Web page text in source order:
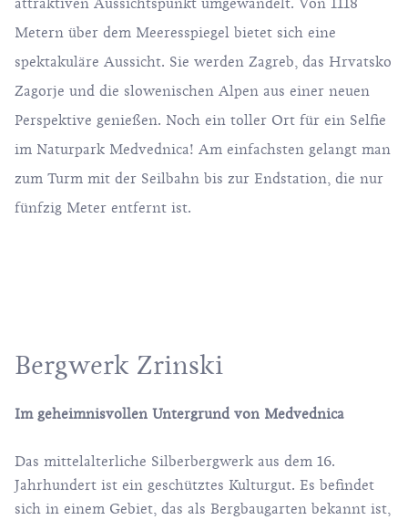
attraktiven Aussichtspunkt umgewandelt. Von 1118
Metern über dem Meeresspiegel bietet sich eine
spektakuläre Aussicht. Sie werden Zagreb, das Hrvatsko
Zagorje und die slowenischen Alpen aus einer neuen
Perspektive genießen. Noch ein toller Ort für ein Selfie
im Naturpark Medvednica! Am einfachsten gelangt man
zum Turm mit der Seilbahn bis zur Endstation, die nur
fünfzig Meter entfernt ist.
Bergwerk Zrinski
Im geheimnisvollen Untergrund von Medvednica
Das mittelalterliche Silberbergwerk aus dem 16.
Jahrhundert ist ein geschütztes Kulturgut. Es befindet
sich in einem Gebiet, das als Bergbaugarten bekannt ist,